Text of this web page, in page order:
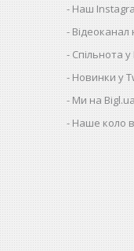
Наш
Спільнота
Новинки у
Ми на Bigl.ua
Наше коло